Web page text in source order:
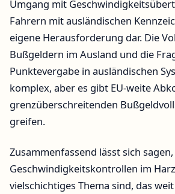
Umgang mit
Fahrern mit ausländischen
eigene Herausforderung dar. Die
Bußgeldern im Ausland und die
Punktevergabe in ausländischen
komplex, aber es gibt EU-weite
grenzüberschreitenden
greifen.
Zusammenfassend lässt sich sagen,
Geschwindigkeitskontrollen im
vielschichtiges Thema sind, das